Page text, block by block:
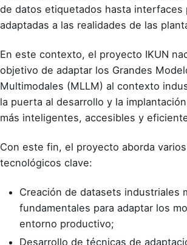
de datos etiquetados hasta interfaces
adaptadas a las realidades de las
En este contexto, el proyecto IKUN
objetivo de adaptar los Grandes
Multimodales (MLLM) al contexto
la puerta al desarrollo y la
más inteligentes, accesibles y
Con este fin, el proyecto aborda
tecnológicos clave:
Creación de datasets industriales
fundamentales para adaptar los
entorno productivo;
Desarrollo de técnicas de